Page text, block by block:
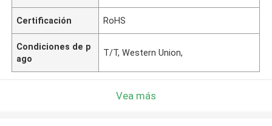
Certificación RoHS
Condiciones de p
ago
T/T, Western Union,
Vea más